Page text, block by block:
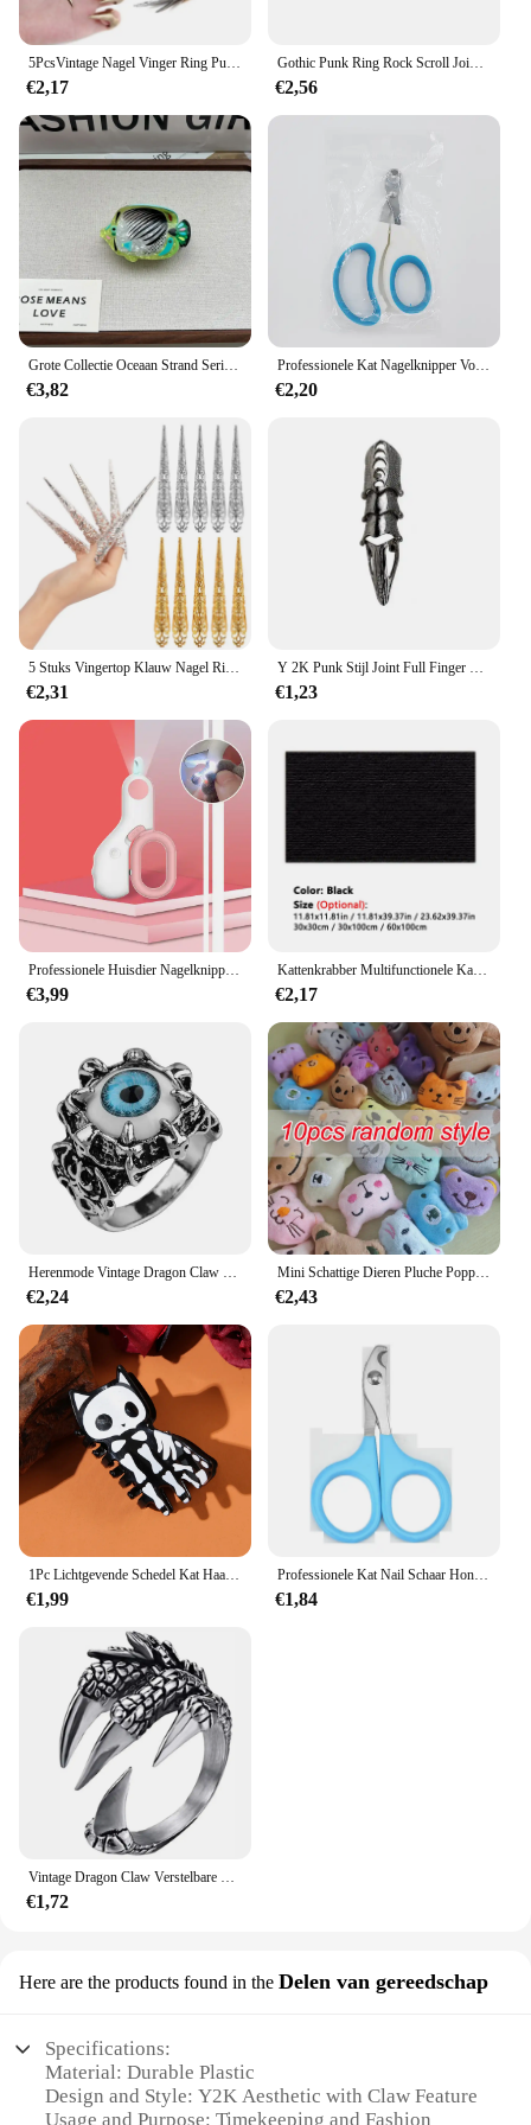
5PcsVintage Nagel Vinger Ring Punk Stijl Haar Scheiding Ring voor Haar Vlechten Curling Punk Klauw Ring Halloween Cosplay
€2,17
Gothic Punk Ring Rock Scroll Joint Armor Knuckle Metalen Volledige Vinger Klauw Ringen Halloween Unisex Verstelbare Ring Set 2023 Nieuwe
€2,56
Grote Collectie Oceaan Strand Serie Haarklauw Hippocampus Kwallen Dolfijn Acetaat Haarklauw Clip Voor Vrouwen Meisje Haaraccessoires
€3,82
Professionele Kat Nagelknipper Voor Kleine Kat Hond Rvs Puppy Klauwen Cutter Huisdier Nagel Trimmer Trimmer
€2,20
5 Stuks Vingertop Klauw Nagel Ring Decoratie Accessoire Vinger Gewricht Beschermer Halloween Cosplay Drama Dance Performance
€2,31
Y 2K Punk Stijl Joint Full Finger Ring Klauw Lus Ringen Voor Vrouwen Mannen Halloween Cosplay Kostuum Feest Sieraden
€1,23
Professionele Huisdier Nagelknipper Led Licht Huisdier Nagelknipper Klauw Verzorgingsschaar Voor Katten Kleine Honden Schaar Kattenaccessoires
€3,99
Kattenkrabber Multifunctionele Kat Levert Zelfklevende Klauwslijper Trimbare Krabpaal Kattenboomtoren Speelgoedaccessoires
€2,17
Herenmode Vintage Dragon Claw Boze Eye Ring Mode Devil Eyeball Party Ringen Mannen Sieraden Anime Skull Hiphop
€2,24
Mini Schattige Dieren Pluche Poppen 5-6Cm Knuffels Meisje Pluche Klauw Machine Pop Accessoires Verjaardagsfeest Kerstcadeau Beloning
€2,43
1Pc Lichtgevende Schedel Kat Haarklauw-Duurzame Acryl Haai Clip, Geschikt Voor Vrouwen, Y 2K Punk Stijl, Geschikt Voor Halloween
€1,99
Professionele Kat Nail Schaar Hond Nagelknipper Teen Klauw Trimmer Pet Grooming Supplies Producten Voor Kleine Honden Hond Gadgets
€1,84
Vintage Dragon Claw Verstelbare Open Ring Tibetan Adelaar Dier Ring Mannen Vrouwen Punk Sieraden Motorfiets Stijl Mannen Niche Ringsieraden
€1,72
Here are the products found in the Delen van gereedschap
Specifications:
Material: Durable Plastic
Design and Style: Y2K Aesthetic with Claw Feature
Usage and Purpose: Timekeeping and Fashion